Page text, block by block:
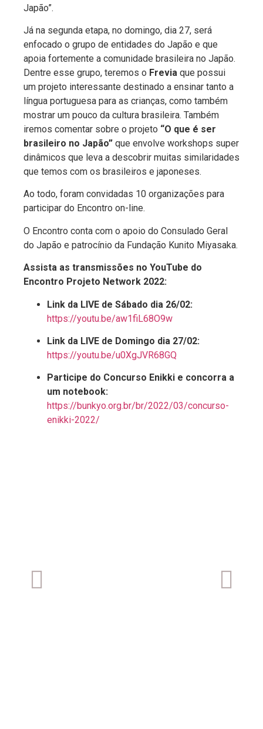
Japão”.
Já na segunda etapa, no domingo, dia 27, será
enfocado o grupo de entidades do Japão e que
apoia fortemente a comunidade brasileira no Japão.
Dentre esse grupo, teremos o Frevia que possui
um projeto interessante destinado a ensinar tanto a
língua portuguesa para as crianças, como também
mostrar um pouco da cultura brasileira. Também
iremos comentar sobre o projeto “O que é ser
brasileiro no Japão” que envolve workshops super
dinâmicos que leva a descobrir muitas similaridades
que temos com os brasileiros e japoneses.
Ao todo, foram convidadas 10 organizações para
participar do Encontro on-line.
O Encontro conta com o apoio do Consulado Geral
do Japão e patrocínio da Fundação Kunito Miyasaka.
Assista as transmissões no YouTube do
Encontro Projeto Network 2022:
Link da LIVE de Sábado dia 26/02:
https://youtu.be/aw1fiL68O9w
Link da LIVE de Domingo dia 27/02:
https://youtu.be/u0XgJVR68GQ
Participe do Concurso Enikki e concorra a
um notebook:
https://bunkyo.org.br/br/2022/03/concurso-
enikki-2022/